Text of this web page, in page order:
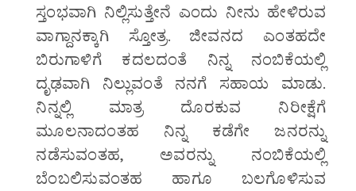
ಸ್ತಂಭವಾಗಿ ನಿಲ್ಲಿಸುತ್ತೇನೆ ಎಂದು ನೀನು ಹೇಳಿರುವ
ವಾಗ್ದಾನಕ್ಕಾಗಿ ಸ್ತೋತ್ರ. ಜೀವನದ ಎಂತಹದೇ
ಬಿರುಗಾಳಿಗೆ ಕದಲದಂತೆ ನಿನ್ನ ನಂಬಿಕೆಯಲ್ಲಿ
ದೃಢವಾಗಿ ನಿಲ್ಲುವಂತೆ ನನಗೆ ಸಹಾಯ ಮಾಡು.
ನಿನ್ನಲ್ಲಿ ಮಾತ್ರ ದೊರಕುವ ನಿರೀಕ್ಷೆಗೆ
ಮೂಲನಾದಂತಹ ನಿನ್ನ ಕಡೆಗೇ ಜನರನ್ನು
ನಡೆಸುವಂತಹ, ಅವರನ್ನು ನಂಬಿಕೆಯಲ್ಲಿ
ಬೆಂಬಲಿಸುವಂತಹ ಹಾಗೂ ಬಲಗೊಳಿಸುವ